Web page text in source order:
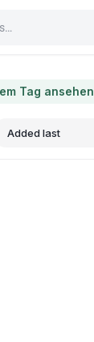
Tag ansehen